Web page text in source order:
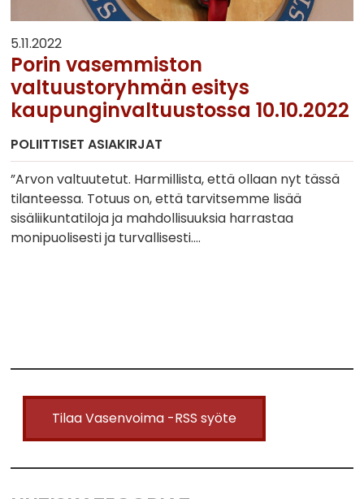
5.11.2022
Porin vasemmiston
valtuustoryhmän esitys
kaupunginvaltuustossa 10.10.2022
POLIITTISET ASIAKIRJAT
”Arvon valtuutetut. Harmillista, että ollaan nyt tässä
tilanteessa. Totuus on, että tarvitsemme lisää
sisäliikuntatiloja ja mahdollisuuksia harrastaa
monipuolisesti ja turvallisesti….
Tilaa Vasenvoima -RSS syöte